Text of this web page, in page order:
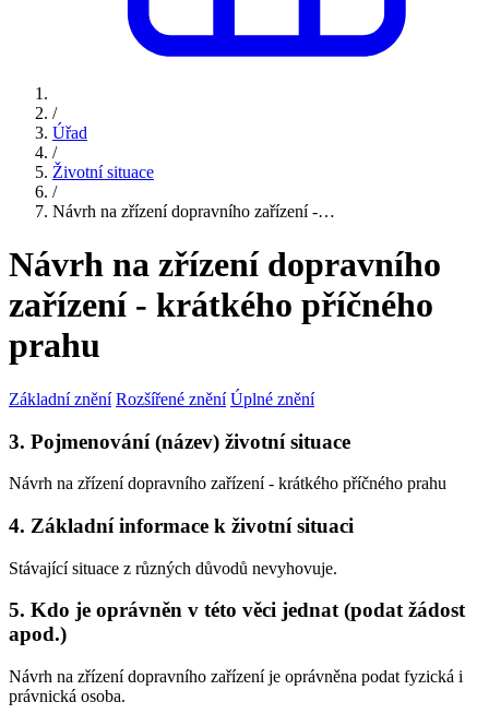
/
Úřad
/
Životní situace
/
Návrh na zřízení dopravního zařízení -…
Návrh na zřízení dopravního
zařízení - krátkého příčného
prahu
Základní znění Rozšířené znění Úplné znění
3. Pojmenování (název) životní situace
Návrh na zřízení dopravního zařízení - krátkého příčného prahu
4. Základní informace k životní situaci
Stávající situace z různých důvodů nevyhovuje.
5. Kdo je oprávněn v této věci jednat (podat žádost
apod.)
Návrh na zřízení dopravního zařízení je oprávněna podat fyzická i
právnická osoba.